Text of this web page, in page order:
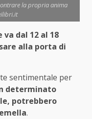
la propria anima
dal 12 al 18
alla porta di
sentimentale per
determinato
potrebbero
.